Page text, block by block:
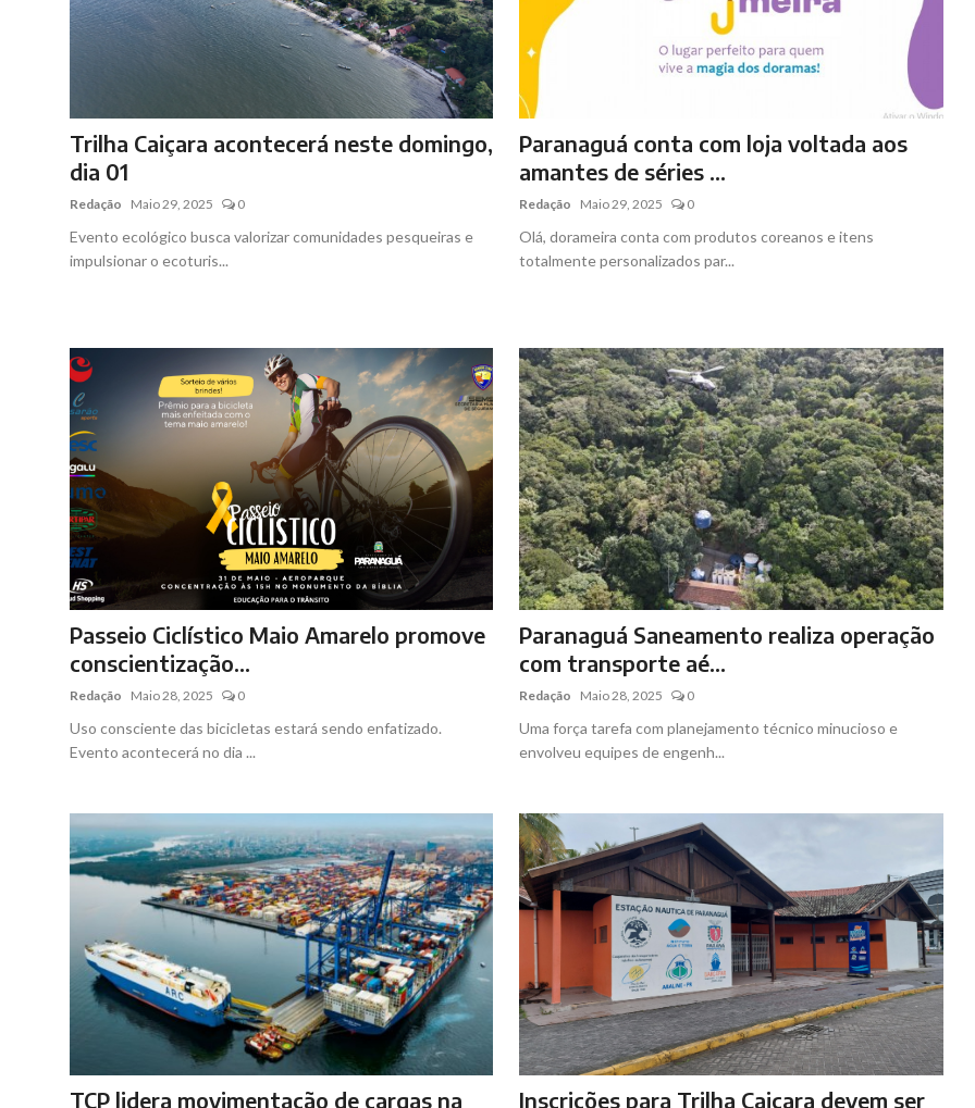
Trilha Caiçara acontecerá neste domingo,
dia 01
Redação Maio 29, 2025 0
Evento ecológico busca valorizar comunidades pesqueiras e
impulsionar o ecoturis...
Paranaguá conta com loja voltada aos
amantes de séries ...
Redação Maio 29, 2025 0
Olá, dorameira conta com produtos coreanos e itens
totalmente personalizados par...
Passeio Ciclístico Maio Amarelo promove
conscientização...
Redação Maio 28, 2025 0
Uso consciente das bicicletas estará sendo enfatizado.
Evento acontecerá no dia ...
Paranaguá Saneamento realiza operação
com transporte aé...
Redação Maio 28, 2025 0
Uma força tarefa com planejamento técnico minucioso e
envolveu equipes de engenh...
TCP lidera movimentação de cargas na
Inscrições para Trilha Caiçara devem ser